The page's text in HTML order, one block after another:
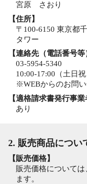
宮原 さおり
【住所】
〒100-6150 東京都
タワー
【連絡先（電話番号等
03-5954-5340
10:00-17:00（土日
※WEBからのお問
【適格請求書発行事業
あり
2. 販売商品につい
【販売価格】
販売価格について
ます。